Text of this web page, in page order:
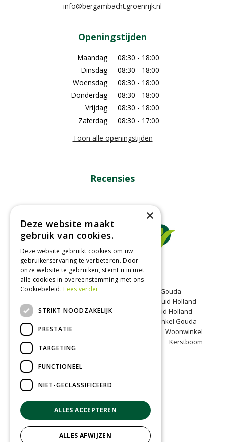
info@bergambacht.groenrijk.nl
Openingstijden
Maandag
08:30 - 18:00
Dinsdag
08:30 - 18:00
Woensdag
08:30 - 18:00
Donderdag
08:30 - 18:00
Vrijdag
08:30 - 18:00
Zaterdag
08:30 - 17:00
Toon alle openingstijden
Recensies
Tuincentrum Gouda
Tuinmeubelen Gouda
Graszoden Zuid-Holland
Kinderboerderij Gouda
Tuincentrum Zuid-Holland
Oranjeband zaden
Dierenwinkel Gouda
BBQ Gouda
Tuinmeubelen Zuid-Holland
Woonwinkel
Zuid-Holland
Kerstboom
Bergambacht
© Groenrijk Bergambacht
Green Solutions
Tuincentrum Overzicht
×
Deze website maakt
gebruik van cookies.
Deze website gebruikt cookies om uw
gebruikerservaring te verbeteren. Door
onze website te gebruiken, stemt u in met
alle cookies in overeenstemming met ons
Cookiebeleid.Lees verder
STRIKT NOODZAKELIJK
PRESTATIE
TARGETING
FUNCTIONEEL
NIET-GECLASSIFICEERD
ALLES ACCEPTEREN
ALLES AFWIJZEN